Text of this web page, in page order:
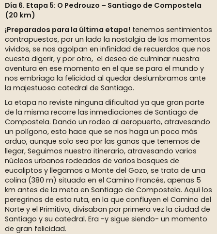
Día 6. Etapa 5: O Pedrouzo – Santiago de Compostela
(20 km)
¡Preparados para la última etapa! tenemos sentimientos
contrapuestos, por un lado la nostalgia de los momentos
vividos, se nos agolpan en infinidad de recuerdos que nos
cuesta digerir, y por otro, el deseo de culminar nuestra
aventura en ese momento en el que se para el mundo y
nos embriaga la felicidad al quedar deslumbramos ante
la majestuosa catedral de Santiago.
La etapa no reviste ninguna dificultad ya que gran parte
de la misma recorre las inmediaciones de Santiago de
Compostela. Dando un rodeo al aeropuerto, atravesando
un polígono, esto hace que se nos haga un poco más
arduo, aunque solo sea por las ganas que tenemos de
llegar, Seguimos nuestro itinerario, atravesando varios
núcleos urbanos rodeados de varios bosques de
eucaliptos y llegamos a Monte del Gozo, se trata de una
colina (380 m) situada en el Camino Francés, apenas 5
km antes de la meta en Santiago de Compostela. Aquí los
peregrinos de esta ruta, en la que confluyen el Camino del
Norte y el Primitivo, divisaban por primera vez la ciudad de
Santiago y su catedral. Era -y sigue siendo- un momento
de gran felicidad.